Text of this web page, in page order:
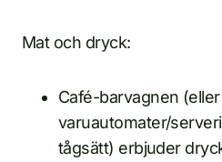
Mat och dryck:
Café-barvagnen (eller
varuautomater/
tågsätt) erbjuder